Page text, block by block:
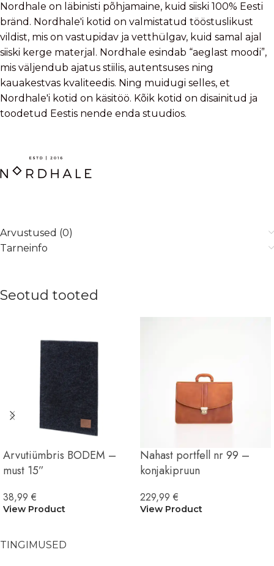
Nordhale on läbinisti põhjamaine, kuid siiski 100% Eesti
bränd. Nordhale'i kotid on valmistatud tööstuslikust
vildist, mis on vastupidav ja vetthülgav, kuid samal ajal
siiski kerge materjal. Nordhale esindab “aeglast moodi”,
mis väljendub ajatus stiilis, autentsuses ning
kauakestvas kvaliteedis. Ning muidugi selles, et
Nordhale'i kotid on käsitöö. Kõik kotid on disainitud ja
toodetud Eestis nende enda stuudios.
Arvustused (0)
Tarneinfo
Seotud tooted
Arvutiümbris BODEM –
must 15”
38,99 €
View Product
Nahast portfell nr 99 –
konjakipruun
229,99 €
View Product
TINGIMUSED